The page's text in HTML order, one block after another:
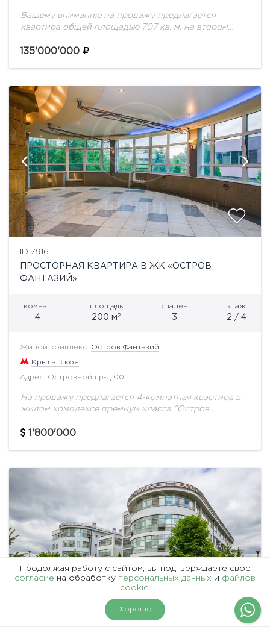
На карте
Вашему вниманию на продажу предлагается
квартира общей площадью 707 кв. м. на втором
поселке Троице-Лыково, расположенном в черте
135'000'000
ID 7916
ПРОСТОРНАЯ КВАРТИРА В ЖК «ОСТРОВ
ФАНТАЗИЙ»
комнат
4
площадь
200 м2
спален
3
этаж
2 / 4
Жилой комплекс: Остров Фантазий
Крылатское
Адрес: Островной пр-д 00
На продажу предлагается 4-комнатная квартира в
жилом комплексе премиум класса "Остров
этаже.Остров Фантазий расположен в черте
1'800'000
Продолжая работу с сайтом, вы подтверждаете свое
согласие на обработку персональных данных и файлов
cookie.
Хорошо